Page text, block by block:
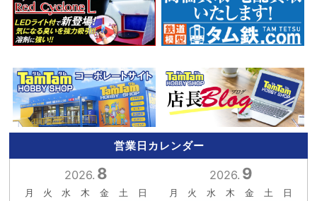
営業日カレンダー
2026. 8
月 火 水 木 金 土
日
2026. 9
月 火 水 木 金 土
日